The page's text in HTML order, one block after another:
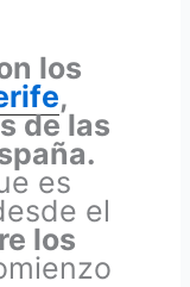
los
,
de las
es
el
los